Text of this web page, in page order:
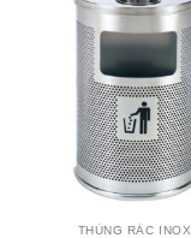
THÙNG RÁC INOX